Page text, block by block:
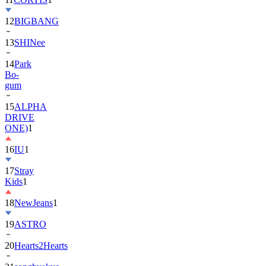
13SHINee
14Park
Bo-
gum
15ALPHA
DRIVE
ONE)1
16IU1
17Stray
Kids
18NewJeans
19ASTRO
20Hearts2Hearts
21songhyekyo